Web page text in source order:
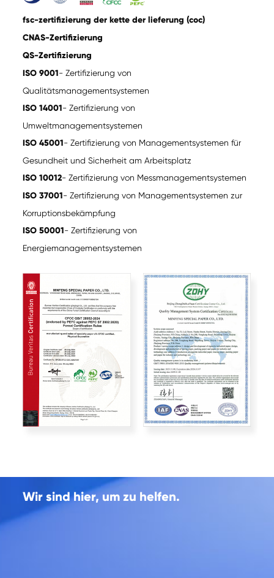
fsc-zertifizierung der kette der lieferung (coc)
CNAS-Zertifizierung
QS-Zertifizierung
ISO 9001- Zertifizierung von
Qualitätsmanagementsystemen
ISO 14001- Zertifizierung von
Umweltmanagementsystemen
ISO 45001- Zertifizierung von Managementsystemen für
Gesundheit und Sicherheit am Arbeitsplatz
ISO 10012- Zertifizierung von Messmanagementsystemen
ISO 37001- Zertifizierung von Managementsystemen zur
Korruptionsbekämpfung
ISO 50001- Zertifizierung von
Energiemanagementsystemen
Wir sind hier, um zu helfen.